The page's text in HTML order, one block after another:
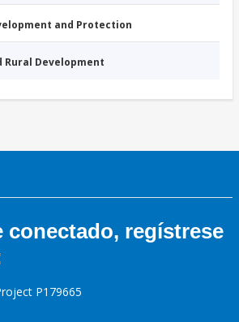
and Protection
Rural Development
conectado, regístrese
P179665